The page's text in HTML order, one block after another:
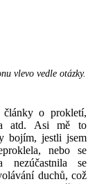
vlevo vedle otázky.
články o prokletí,
atd. Asi mě to
bojím, jestli jsem
nebo se
nezúčastnila se
duchů, což